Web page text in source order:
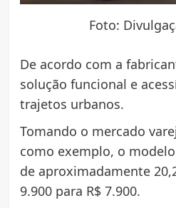
Foto:
De acordo com a
solução funcional e
trajetos urbanos.
Tomando o mercado
como exemplo, o
de aproximadamente
9.900 para R$ 7.900.